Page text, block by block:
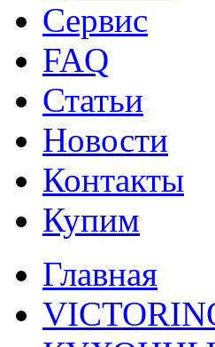
Сервис
FAQ
Статьи
Новости
Контакты
Купим
Главная